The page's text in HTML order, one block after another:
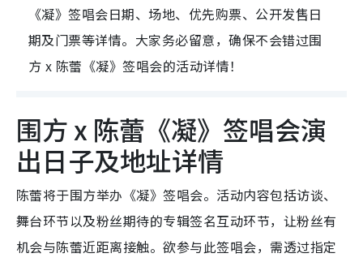
《凝》签唱会日期、场地、优先购票、公开发售日
期及门票等详情。大家务必留意，确保不会错过围
方 x 陈蕾《凝》签唱会的活动详情！
围方 x 陈蕾《凝》签唱会演
出日子及地址详情
陈蕾将于围方举办《凝》签唱会。活动内容包括访谈、
舞台环节以及粉丝期待的专辑签名互动环节，让粉丝有
机会与陈蕾近距离接触。欲参与此签唱会，需透过指定